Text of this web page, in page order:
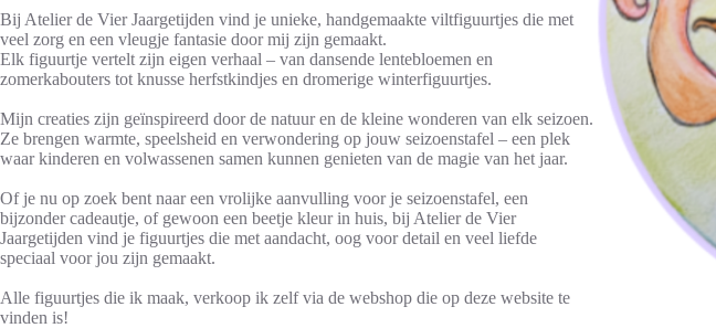
Bij Atelier de Vier Jaargetijden vind je unieke, handgemaakte viltfiguurtjes die met
veel zorg en een vleugje fantasie door mij zijn gemaakt.
Elk figuurtje vertelt zijn eigen verhaal – van dansende lentebloemen en
zomerkabouters tot knusse herfstkindjes en dromerige winterfiguurtjes.
Mijn creaties zijn geïnspireerd door de natuur en de kleine wonderen van elk seizoen.
Ze brengen warmte, speelsheid en verwondering op jouw seizoenstafel – een plek
waar kinderen en volwassenen samen kunnen genieten van de magie van het jaar.
Of je nu op zoek bent naar een vrolijke aanvulling voor je seizoenstafel, een
bijzonder cadeautje, of gewoon een beetje kleur in huis, bij Atelier de Vier
Jaargetijden vind je figuurtjes die met aandacht, oog voor detail en veel liefde
speciaal voor jou zijn gemaakt.
Alle figuurtjes die ik maak, verkoop ik zelf via de webshop die op deze website te
vinden is!